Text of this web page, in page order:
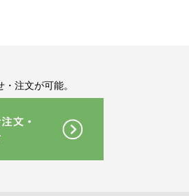
注文が可能。